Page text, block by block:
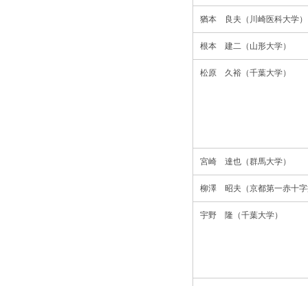
猶本 良夫（川崎医科大学）
根本 建二（山形大学）
松原 久裕（千葉大学）
宮崎 達也（群馬大学）
柳澤 昭夫（京都第一赤十
宇野 隆（千葉大学）